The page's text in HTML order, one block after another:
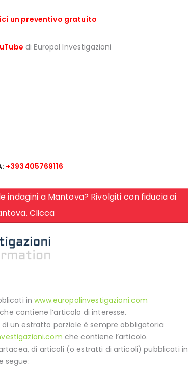
un preventivo gratuito
di Europol Investigazioni
+393405769116
a Mantova? Rivolgiti con fiducia ai
Clicca
inwww.europolinvestigazioni.com
che contiene l’articolo di interesse.
un estratto parziale è sempre obbligatoria
che contiene l’articolo.
di articoli (o estratti di articoli) pubblicati in
segue: